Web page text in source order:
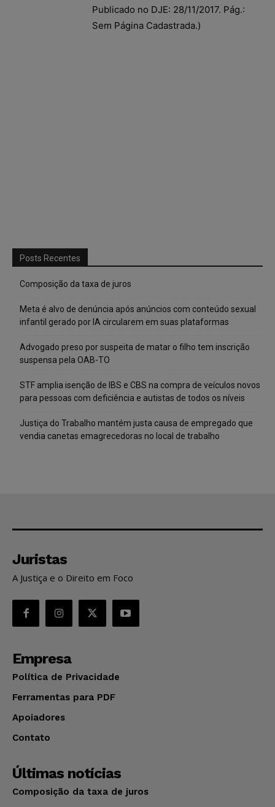
Publicado no DJE: 28/11/2017. Pág.:
Sem Página Cadastrada.)
Posts Recentes
Composição da taxa de juros
Meta é alvo de denúncia após anúncios com conteúdo sexual
infantil gerado por IA circularem em suas plataformas
Advogado preso por suspeita de matar o filho tem inscrição
suspensa pela OAB-TO
STF amplia isenção de IBS e CBS na compra de veículos novos
para pessoas com deficiência e autistas de todos os níveis
Justiça do Trabalho mantém justa causa de empregado que
vendia canetas emagrecedoras no local de trabalho
Juristas
A Justiça e o Direito em Foco
Empresa
Política de Privacidade
Ferramentas para PDF
Apoiadores
Contato
Últimas notícias
Composição da taxa de juros